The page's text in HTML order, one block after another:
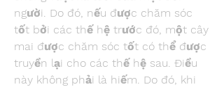
người. Do đó, nếu được chăm sóc
tốt bởi các thế hệ trước đó, một cây
mai được chăm sóc tốt có thể được
truyền lại cho các thế hệ sau. Điều
này không phải là hiếm. Do đó, khi